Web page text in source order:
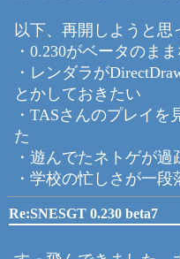
以下、再開しようと思
・0.230がベータのま
・レンダラが
とかしておきたい
・TASさんのプレイ
た
・遊んでたネトゲが過
・学校の忙しさが一段
Re:SNESGT 0.230 beta7